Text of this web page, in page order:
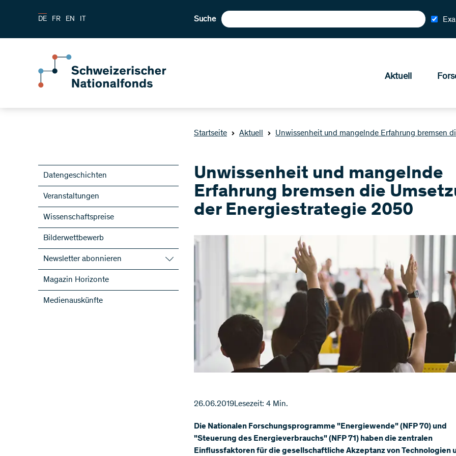
DE FR EN IT Suche
Aktuell
Startseite Aktuell Unwissenheit und mangelnde Erfahrung bremsen
Datengeschichten
Veranstaltungen
Wissenschaftspreise
Bilderwettbewerb
Newsletter abonnieren
SNF-Newsletter abonnieren
Newsletter der NFP abonnieren
ScienceGeist
Magazin Horizonte
Medienauskünfte
Unwissenheit und mangelnde
Erfahrung bremsen die
der Energiestrategie 2050
26.06.2019Lesezeit: 4 Min.
Die Nationalen Forschungsprogramme "Energiewende" (NFP 70) und
"Steuerung des Energieverbrauchs" (NFP 71) haben die zentralen
Einflussfaktoren für die gesellschaftliche Akzeptanz von Technologien